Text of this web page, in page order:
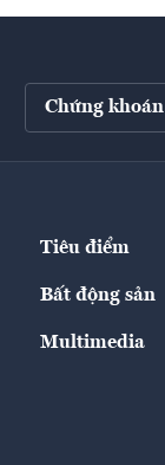
Chứng khoán
Tiêu điểm
Bất động sản
Multimedia